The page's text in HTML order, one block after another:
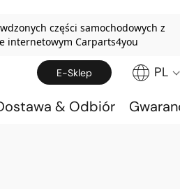
części samochodowych z
internetowym Carparts4you
E-Sklep PL
& Odbiór